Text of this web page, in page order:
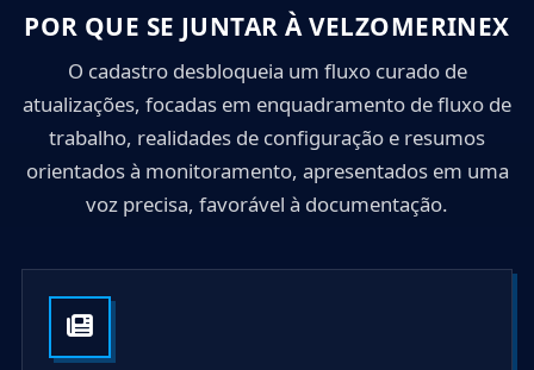
+
POR QUE SE JUNTAR À VELZOMERINEX
O cadastro desbloqueia um fluxo curado de
atualizações, focadas em enquadramento de fluxo de
trabalho, realidades de configuração e resumos
orientados à monitoramento, apresentados em uma
voz precisa, favorável à documentação.